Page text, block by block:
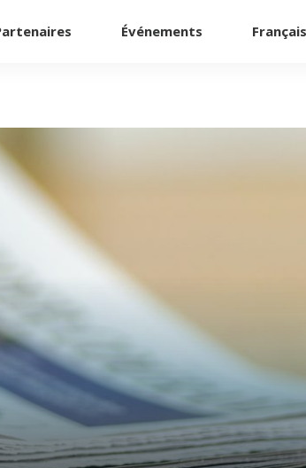
Événements Français